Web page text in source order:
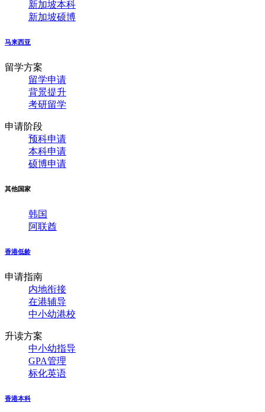
新加坡本科
新加坡硕博
马来西亚
留学方案
留学申请
背景提升
考研留学
申请阶段
预科申请
本科申请
硕博申请
其他国家
韩国
阿联酋
香港低龄
申请指南
内地衔接
在港辅导
中小幼港校
升读方案
中小幼指导
GPA管理
标化英语
香港本科